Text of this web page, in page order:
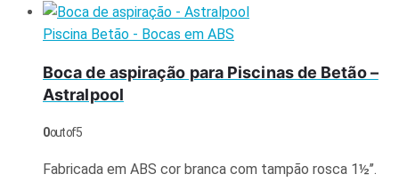
Piscina Betão - Bocas em ABS
Boca de aspiração para Piscinas de Betão –
Astralpool
0out of 5
Fabricada em ABS cor branca com tampão rosca 1½’’.